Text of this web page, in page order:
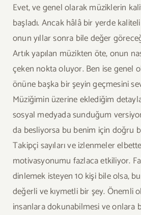
Evet, ve genel olarak müziklerin
başladı. Ancak hâlâ bir yerde
onun yıllar sonra bile değer
Artık yapılan müzikten öte, onun
çeken nokta oluyor. Ben ise genel
önüne başka bir şeyin geçmesini
Müziğimin üzerine eklediğim
sosyal medyada sunduğum
da besliyorsa bu benim için doğru
Takipçi sayıları ve izlenmeler
motivasyonumu fazlaca etkiliyor.
dinlemek isteyen 10 kişi bile olsa,
değerli ve kıymetli bir şey. Önemli
insanlara dokunabilmesi ve onlara